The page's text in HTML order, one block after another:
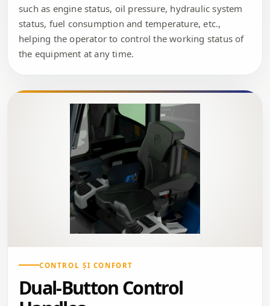
such as engine status, oil pressure, hydraulic system
status, fuel consumption and temperature, etc.,
helping the operator to control the working status of
the equipment at any time.
CONTROL ȘI CONFORT
Dual-Button Control